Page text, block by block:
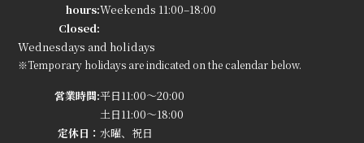
hours:Weekends 11:00–18:00
Closed:
Wednesdays and holidays
※Temporary holidays are indicated on the calendar below.
営業時間:平日11:00～20:00
土日11:00～18:00
定休日：水曜、祝日